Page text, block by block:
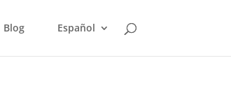
Blog Español